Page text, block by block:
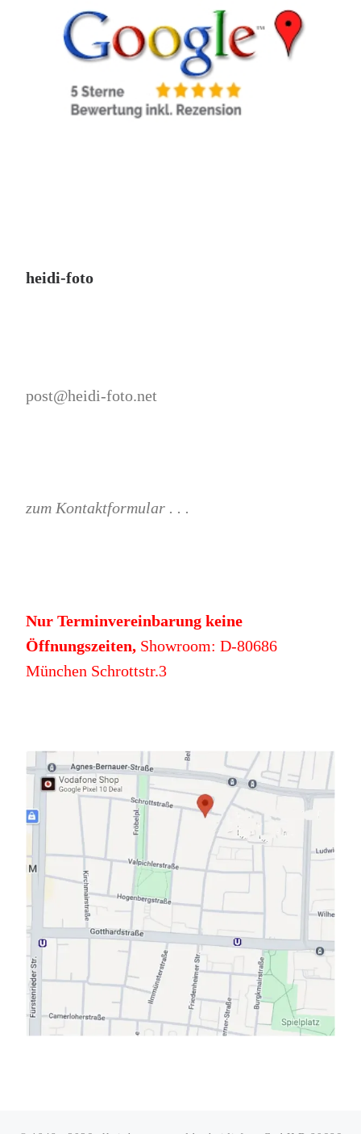
heidi-foto
post@heidi-foto.net
zum Kontaktformular . . .
Nur Terminvereinbarung keine
Öffnungszeiten,Showroom: D-80686
München Schrottstr.3